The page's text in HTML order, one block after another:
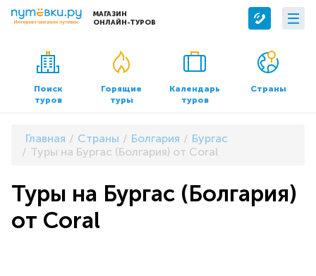
МАГАЗИН
ОНЛАЙН-ТУРОВ
Сервисы
Бронирование отелей
Трансфер
О компании
О нас
Контакты
Документы и реквизиты
Поиск
туров
Горящие
туры
Календарь
туров
Страны
Главная Страны Болгария
Бургас
Туры на Бургас (Болгария) от Coral
Туры на Бургас (Болгария)
от Coral